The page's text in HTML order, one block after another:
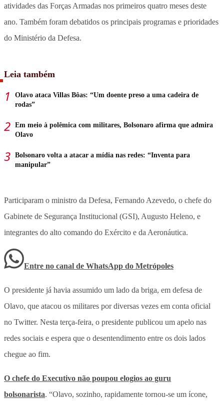
atividades das Forças Armadas nos primeiros quatro meses deste
ano. Também foram debatidos os principais programas e prioridades
do Ministério da Defesa.
Leia também
Olavo ataca Villas Bôas: “Um doente preso a uma cadeira de
rodas”
Em meio à polêmica com militares, Bolsonaro afirma que admira
Olavo
Bolsonaro volta a atacar a mídia nas redes: “Inventa para
manipular”
Participaram o ministro da Defesa, Fernando Azevedo, o chefe do
Gabinete de Segurança Institucional (GSI), Augusto Heleno, e
integrantes do alto comando do Exército e da Aeronáutica.
Entre no canal de WhatsApp do Metrópoles
O presidente já havia assumido um lado da briga, em defesa de
Olavo, que atacou os militares por diversas vezes em conta oficial
no Twitter. Nesta terça-feira, o presidente publicou um apelo nas
redes sociais e espera que o desentendimento entre os dois lados
chegue ao fim.
O chefe do Executivo não poupou elogios ao guru
bolsonarista. “Olavo, sozinho, rapidamente tornou-se um ícone,